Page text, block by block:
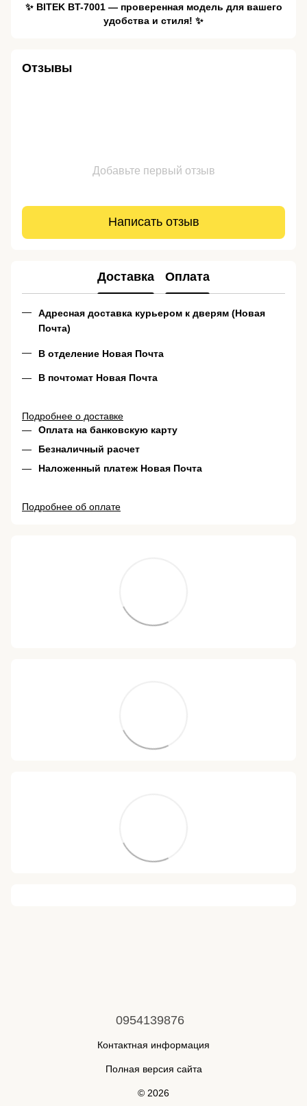
✨ BITEK BT-7001 — проверенная модель для вашего
удобства и стиля! ✨
Отзывы
Добавьте первый отзыв
Написать отзыв
Доставка Оплата
Адресная доставка курьером к дверям (Новая
Почта)
В отделение Новая Почта
В почтомат Новая Почта
Подробнее о доставке
Оплата на банковскую карту
Безналичный расчет
Наложенный платеж Новая Почта
Подробнее об оплате
0954139876
Контактная информация
Полная версия сайта
© 2026